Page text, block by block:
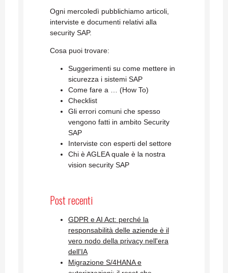
Ogni mercoledì pubblichiamo articoli,
interviste e documenti relativi alla
security SAP.
Cosa puoi trovare:
Suggerimenti su come mettere in
sicurezza i sistemi SAP
Come fare a … (How To)
Checklist
Gli errori comuni che spesso
vengono fatti in ambito Security
SAP
Interviste con esperti del settore
Chi è AGLEA quale è la nostra
vision security SAP
Post recenti
GDPR e AI Act: perché la
responsabilità delle aziende è il
vero nodo della privacy nell'era
dell'IA
Migrazione S/4HANA e